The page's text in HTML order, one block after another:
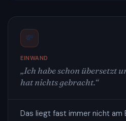
💸
EINWAND
„Ich habe schon übersetzt
hat nichts gebracht.“
Das liegt fast immer nicht am